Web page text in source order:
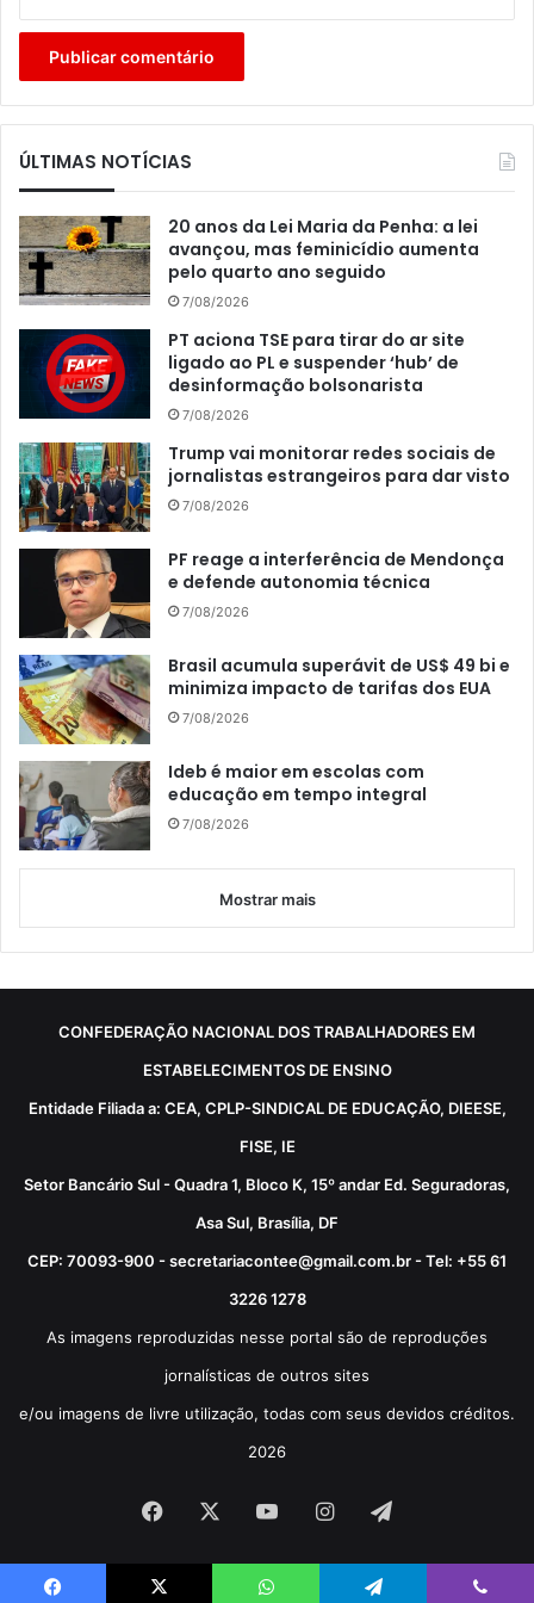
ÚLTIMAS NOTÍCIAS
20 anos da Lei Maria da Penha: a lei
avançou, mas feminicídio aumenta
pelo quarto ano seguido
7/08/2026
PT aciona TSE para tirar do ar site
ligado ao PL e suspender ‘hub’ de
desinformação bolsonarista
7/08/2026
Trump vai monitorar redes sociais de
jornalistas estrangeiros para dar visto
7/08/2026
PF reage a interferência de Mendonça
e defende autonomia técnica
7/08/2026
Brasil acumula superávit de US$ 49 bi e
minimiza impacto de tarifas dos EUA
7/08/2026
Ideb é maior em escolas com
educação em tempo integral
7/08/2026
Mostrar mais
CONFEDERAÇÃO NACIONAL DOS TRABALHADORES EM
ESTABELECIMENTOS DE ENSINO
Entidade Filiada a: CEA, CPLP-SINDICAL DE EDUCAÇÃO, DIEESE,
FISE, IE
Setor Bancário Sul - Quadra 1, Bloco K, 15º andar Ed. Seguradoras,
Asa Sul, Brasília, DF
CEP: 70093-900 - secretariacontee@gmail.com.br - Tel: +55 61
3226 1278
As imagens reproduzidas nesse portal são de reproduções
jornalísticas de outros sites
e/ou imagens de livre utilização, todas com seus devidos créditos.
2026
Facebook YouTubeInstagram